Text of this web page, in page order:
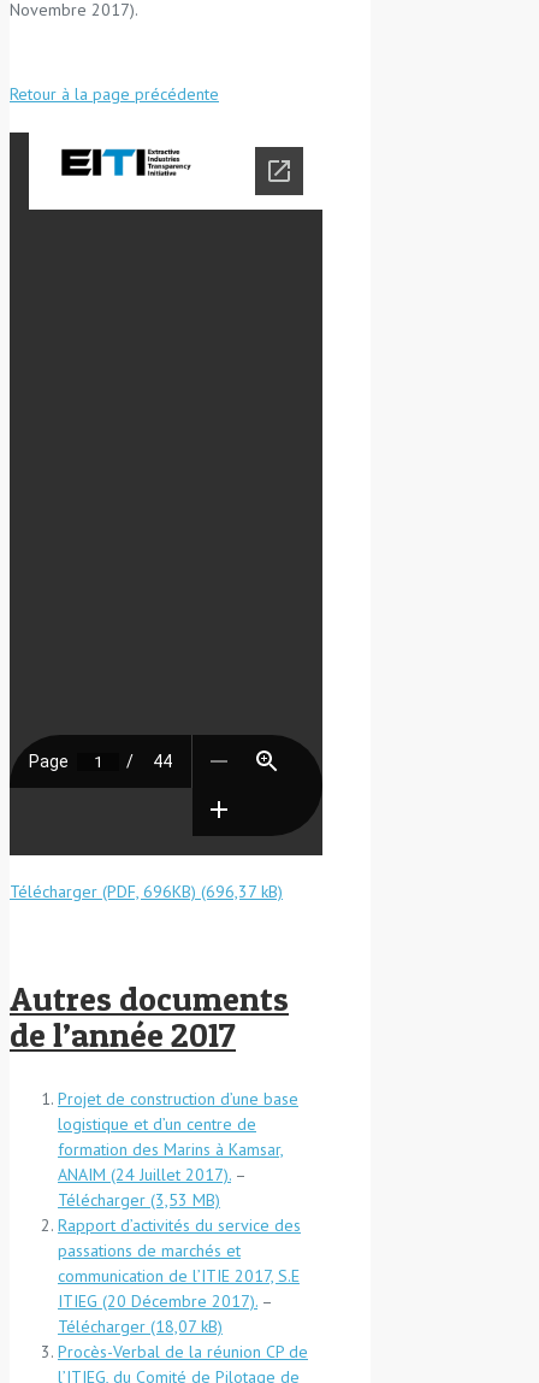
Novembre 2017).
Retour à la page précédente
Télécharger (PDF, 696KB)
Autres documents
de l’année 2017
Projet de construction d’une base
logistique et d’un centre de
formation des Marins à Kamsar,
ANAIM (24 Juillet 2017). –
Télécharger
Rapport d’activités du service des
passations de marchés et
communication de l’ITIE 2017, S.E
ITIEG (20 Décembre 2017). –
Télécharger
Procès-Verbal de la réunion CP de
l’ITIEG, du Comité de Pilotage de